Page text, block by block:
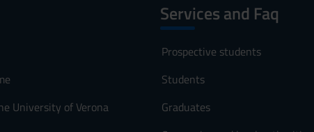
University of Verona
Services and Faq
Prospective students
Students
Graduates